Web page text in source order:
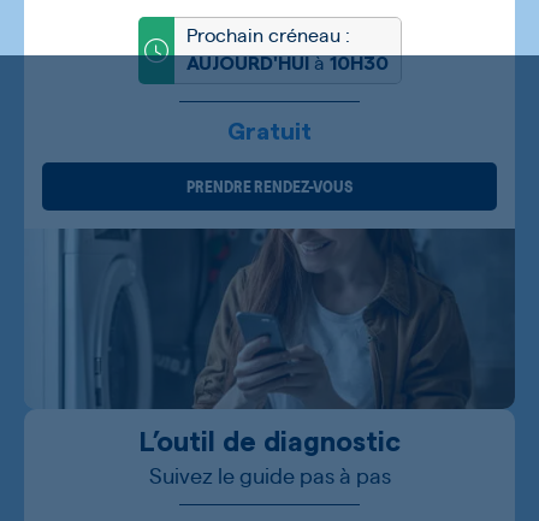
Prochain créneau :
AUJOURD'HUI à 10H30
Gratuit
PRENDRE RENDEZ-VOUS
L’outil de diagnostic
Suivez le guide pas à pas